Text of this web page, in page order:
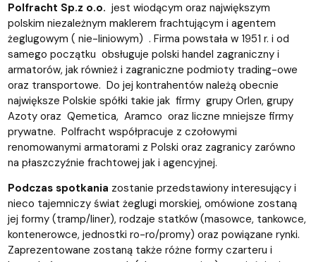
Polfracht Sp.z o.o. jest wiodącym oraz największym
polskim niezależnym maklerem frachtującym i agentem
żeglugowym ( nie-liniowym) . Firma powstała w 1951 r. i od
samego początku obsługuje polski handel zagraniczny i
armatorów, jak również i zagraniczne podmioty trading-owe
oraz transportowe. Do jej kontrahentów należą obecnie
największe Polskie spółki takie jak firmy grupy Orlen, grupy
Azoty oraz Qemetica, Aramco oraz liczne mniejsze firmy
prywatne. Polfracht współpracuje z czołowymi
renomowanymi armatorami z Polski oraz zagranicy zarówno
na płaszczyźnie frachtowej jak i agencyjnej.
Podczas spotkania zostanie przedstawiony interesujący i
nieco tajemniczy świat żeglugi morskiej, omówione zostaną
jej formy (tramp/liner), rodzaje statków (masowce, tankowce,
kontenerowce, jednostki ro-ro/promy) oraz powiązane rynki.
Zaprezentowane zostaną także różne formy czarteru i